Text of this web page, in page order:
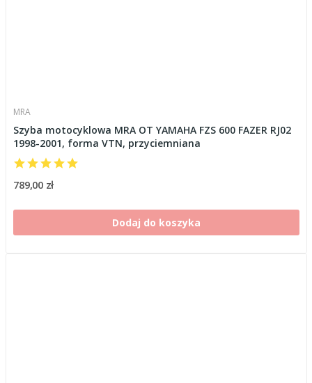
MRA
Szyba motocyklowa MRA OT YAMAHA FZS 600 FAZER RJ02
1998-2001, forma VTN, przyciemniana
789,00 zł
Dodaj do koszyka